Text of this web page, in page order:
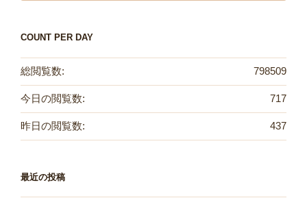
COUNT PER DAY
798509
総閲覧数:
717
今日の閲覧数:
437
昨日の閲覧数:
最近の投稿